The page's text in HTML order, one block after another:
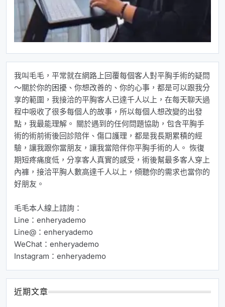
我叫毛毛，平常就在網路上回覆每個客人對平胸手術的疑問
～關於你的困擾、你想改善的、你的心事，都是可以跟我分
享的範圍，我接洽的平胸客人已達千人以上，在每天聊天過
程中吸收了很多每個人的故事，所以每個人想改變的出發
點，我最能理解。 關於遇到的任何問題協助，包含平胸手
術的術前術後回診陪伴、傷口護理，都是我長期累積的經
驗，讓我跟你當朋友，讓我當陪伴你平胸手術的人。 恢復
期短疼痛度低，分享客人真實的感受，術後幫最多客人穿上
內褲，接洽平胸人數高達千人以上，傾聽你的需求也當你的
好朋友。
毛毛本人線上諮詢：
Line：enheryademo
Line@：enheryademo
WeChat：enheryademo
Instagram：enheryademo
近期文章